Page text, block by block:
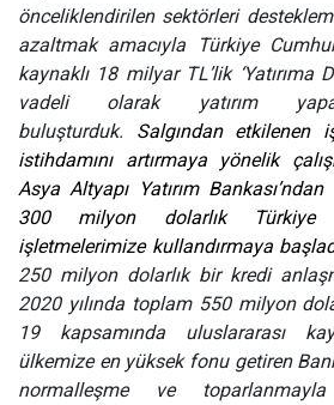
önceliklendirilen sektörleri
azaltmak amacıyla Türkiye
kaynaklı 18 milyar TL’lik ‘Yatırıma
vadeli olarak yatırım
buluşturduk. Salgından etkilenen
istihdamını artırmaya yönelik
Asya Altyapı Yatırım
300 milyon dolarlık Türkiye
işletmelerimize kullandırmaya
250 milyon dolarlık bir kredi
2020 yılında toplam 550 milyon
19 kapsamında uluslararası
ülkemize en yüksek fonu getiren
normalleşme ve